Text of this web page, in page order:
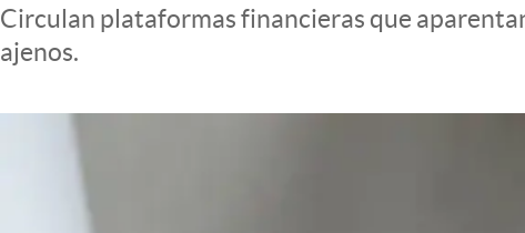
El Cronista Studio
Mediakit
Circulan plataformas financieras que
ajenos.